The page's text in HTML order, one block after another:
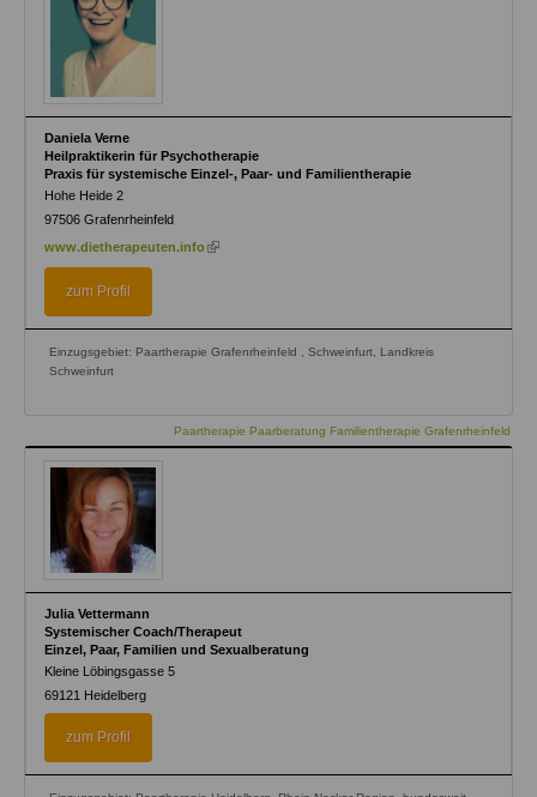
Daniela Verne
Heilpraktikerin für Psychotherapie
Praxis für systemische Einzel-, Paar- und Familientherapie
Hohe Heide 2
97506 Grafenrheinfeld
www.dietherapeuten.info(link
zum Profil
Einzugsgebiet: Paartherapie Grafenrheinfeld , Schweinfurt, Landkreis
Schweinfurt
Paartherapie Paarberatung Familientherapie Grafenrheinfeld
Julia Vettermann
Systemischer Coach/Therapeut
Einzel, Paar, Familien und Sexualberatung
Kleine Löbingsgasse 5
69121 Heidelberg
zum Profil